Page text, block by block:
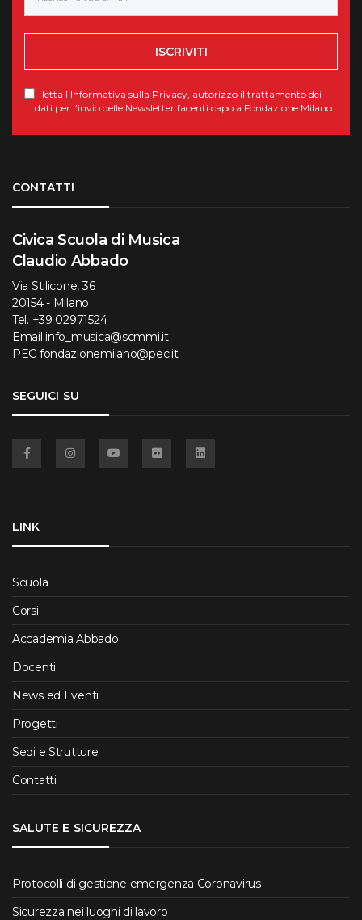
ISCRIVITI
letta l'Informativa sulla Privacy , autorizzo il trattamento dei
dati per l'invio delle Newsletter facenti capo a Fondazione Milano.
CONTATTI
Civica Scuola di Musica
Claudio Abbado
Via Stilicone, 36
20154 - Milano
Tel. +39 02971524
Email info_musica@scmmi.it
PEC fondazionemilano@pec.it
SEGUICI SU
LINK
Scuola
Corsi
Accademia Abbado
Docenti
News ed Eventi
Progetti
Sedi e Strutture
Contatti
SALUTE E SICUREZZA
Protocolli di gestione emergenza Coronavirus
Sicurezza nei luoghi di lavoro